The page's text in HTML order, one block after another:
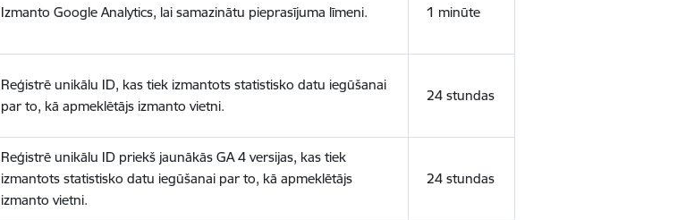
Izmanto Google Analytics, lai samazinātu pieprasījuma līmeni. 1 minūte
Reģistrē unikālu ID, kas tiek izmantots statistisko datu iegūšanai
par to, kā apmeklētājs izmanto vietni.
24 stundas
Reģistrē unikālu ID priekš jaunākās GA 4 versijas, kas tiek
izmantots statistisko datu iegūšanai par to, kā apmeklētājs
izmanto vietni.
24 stundas